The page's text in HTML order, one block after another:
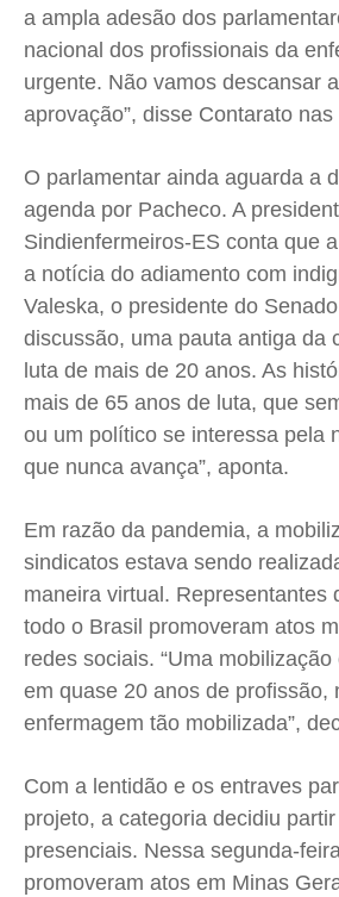
a ampla adesão dos
nacional dos profissionais da
urgente. Não vamos descansar
aprovação”, disse Contarato
O parlamentar ainda aguarda a
agenda por Pacheco. A
Sindienfermeiros-ES conta que
a notícia do adiamento com
Valeska, o presidente do
discussão, uma pauta antiga da
luta de mais de 20 anos. As
mais de 65 anos de luta, que
ou um político se interessa pela
que nunca avança”, aponta.
Em razão da pandemia, a
sindicatos estava sendo
maneira virtual. Representantes
todo o Brasil promoveram atos
redes sociais. “Uma
em quase 20 anos de profissão,
enfermagem tão mobilizada”,
Com a lentidão e os entraves
projeto, a categoria decidiu
presenciais. Nessa segunda-
promoveram atos em Minas